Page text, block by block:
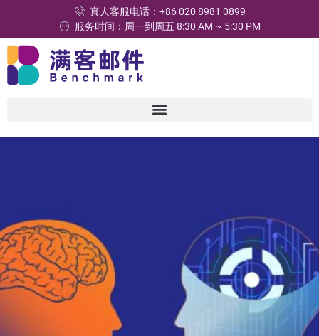
真人客服电话：+86 020 8981 0899
服务时间：周一到周五 8:30 AM ~ 5:30 PM